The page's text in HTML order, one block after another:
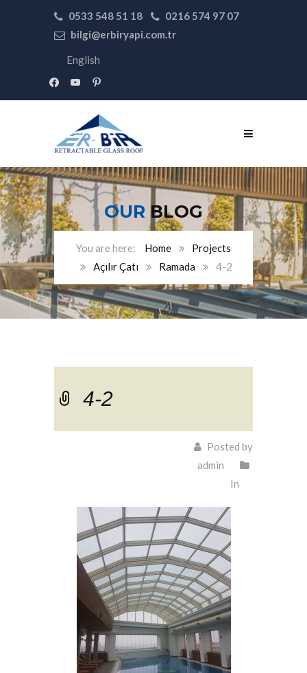
0533 548 51 18
0216 574 97 07
bilgi@erbiryapi.com.tr
English
facebookyoutubepinterest
OUR BLOG
Home
Projects
Açılır Çatı
Ramada 4-2
4-2
Posted by
admin
In